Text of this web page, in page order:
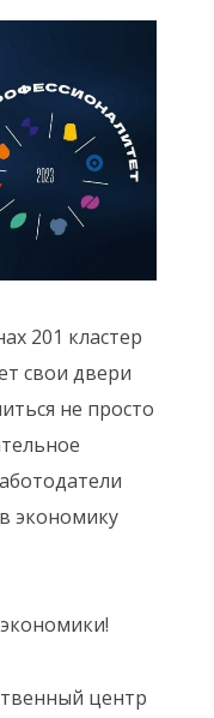
201 кластер
свои двери
не просто
экономику
центр